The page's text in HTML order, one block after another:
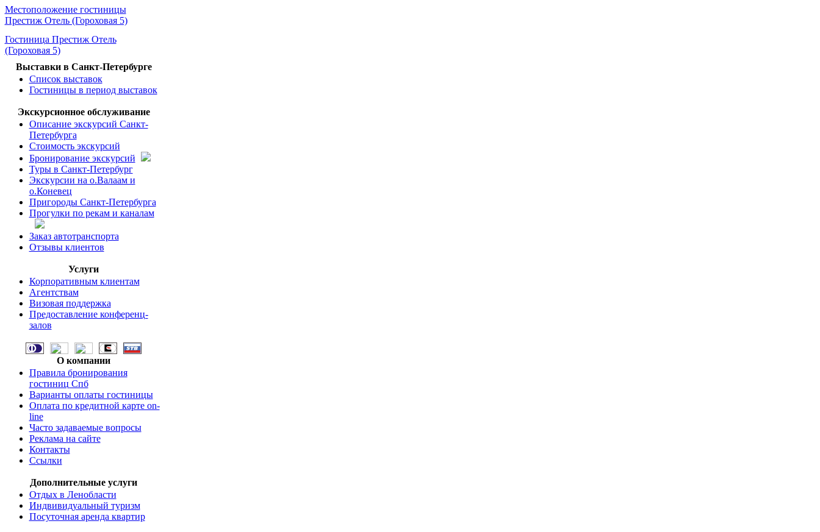
Местоположение гостиницы
Престиж Отель (Гороховая 5)
Гостиница Престиж Отель
(Гороховая 5)
Выставки в Санкт-Петербурге
Список выставок
Гостиницы в период выставок
Экскурсионное обслуживание
Описание экскурсий Санкт-
Петербурга
Стоимость экскурсий
Бронирование экскурсий
Туры в Санкт-Петербург
Экскурсии на о.Валаам и
о.Коневец
Пригороды Санкт-Петербурга
Прогулки по рекам и каналам
Заказ автотранспорта
Отзывы клиентов
Услуги
Корпоративным клиентам
Агентствам
Визовая поддержка
Предоставление конференц-
залов
О компании
Правила бронирования
гостиниц Спб
Варианты оплаты гостиницы
Оплата по кредитной карте on-
line
Часто задаваемые вопросы
Реклама на сайте
Контакты
Ссылки
Дополнительные услуги
Отдых в Ленобласти
Индвивидуальный туризм
Посуточная аренда квартир